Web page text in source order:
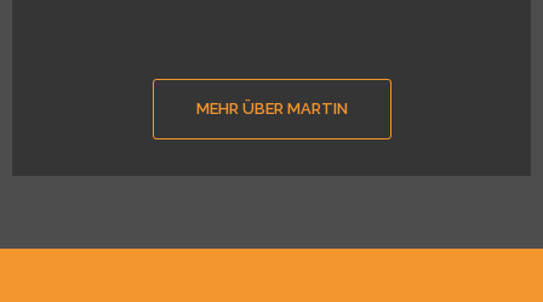
MEHR ÜBER MARTIN